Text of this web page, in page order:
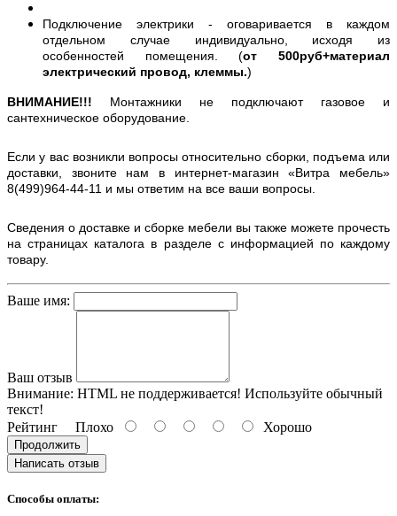
Подключение электрики - оговаривается в каждом
отдельном случае индивидуально, исходя из
особенностей помещения. (от 500руб+материал
электрический провод, клеммы.)
ВНИМАНИЕ!!! Монтажники не подключают газовое и
сантехническое оборудование.
Если у вас возникли вопросы относительно сборки, подъема или
доставки, звоните нам в интернет-магазин «Витра мебель»
8(499)964-44-11 и мы ответим на все ваши вопросы.
Сведения о доставке и сборке мебели вы также можете прочесть
на страницах каталога в разделе с информацией по каждому
товару.
Ваше имя:
Ваш отзыв
Внимание: HTML не поддерживается! Используйте обычный
текст!
Рейтинг Плохо Хорошо
Продолжить
Написать отзыв
Способы оплаты: